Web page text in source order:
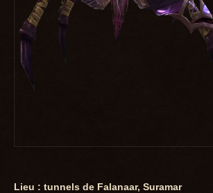
Lieu : tunnels de Falanaar, Suramar